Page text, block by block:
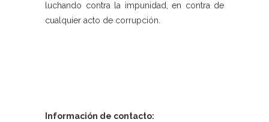
luchando contra la impunidad, en contra de
cualquier acto de corrupción.
Información de contacto: